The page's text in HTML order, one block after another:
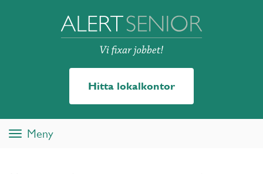
Hitta lokalkontor
ToggleMeny